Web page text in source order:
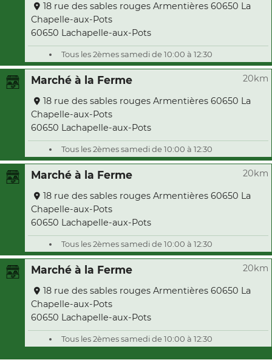
18 rue des sables rouges Armentières 60650 La
Chapelle-aux-Pots
60650 Lachapelle-aux-Pots
Tous les 2èmes samedi de 10:00 à 12:30
Marché à la Ferme 20km
18 rue des sables rouges Armentières 60650 La
Chapelle-aux-Pots
60650 Lachapelle-aux-Pots
Tous les 2èmes samedi de 10:00 à 12:30
Marché à la Ferme 20km
18 rue des sables rouges Armentières 60650 La
Chapelle-aux-Pots
60650 Lachapelle-aux-Pots
Tous les 2èmes samedi de 10:00 à 12:30
Marché à la Ferme 20km
18 rue des sables rouges Armentières 60650 La
Chapelle-aux-Pots
60650 Lachapelle-aux-Pots
Tous les 2èmes samedi de 10:00 à 12:30